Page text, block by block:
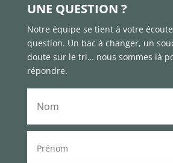
UNE QUESTION ?
Notre équipe se tient à votre
question. Un bac à changer, un
doute sur le tri… nous sommes là
répondre.